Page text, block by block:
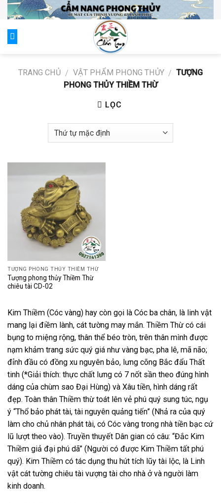
Skip
content
TRANG CHỦ / VẬT PHẨM PHONG THỦY / TƯỢNG
PHONG THỦY THIỀM THỪ
LỌC
TƯỢNG PHONG THỦY THIỀM THỪ
Tượng phong thủy Thiềm Thừ
chiêu tài CD-02
Kim Thiềm (Cóc vàng) hay còn gọi là Cóc ba chân, là linh vật
mang lại điềm lành, cát tường may mắn. Thiềm Thừ có cái
bụng to miệng rộng, thân thể béo tròn, trên thân mình được
nạm khảm trang sức quý giá như vàng bạc, pha lê, mã não;
đỉnh đầu có đồng xu nguyên bảo, lưng cõng Bắc đẩu Thất
tinh (*Giải thích: thực chất lưng có 7 nốt sần theo đúng hình
dáng của chùm sao Đại Hùng) và Xâu tiền, hình dáng rất
đẹp. Toàn thân Thiềm thừ toát lên vẻ phú quý sung túc, ngụ
ý “Thổ bảo phát tài, tài nguyên quảng tiến” (Nhả ra của quý
làm cho chủ nhân phát tài, có Cóc vàng trong nhà tiền bạc cứ
lũ lượt theo vào). Truyền thuyết Dân gian có câu: “Đắc Kim
Thiềm giả đại phú dã” (Người có được Kim Thiềm tất phú
quý). Kim Thiềm có tác dụng thu hút tích lũy tài lộc, là Linh
vật cát tường chiêu tài vượng tài cho nhà ở và người làm
kinh doanh.